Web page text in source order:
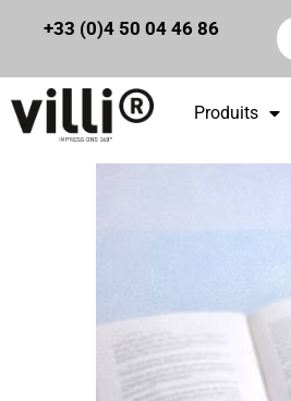
Panneau de gestion des cookies
+33 (0)4 50 04 46 86
Produits